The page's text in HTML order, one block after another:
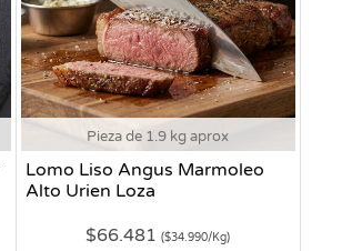
Pieza de 1.9 kg aprox
Lomo Liso Angus Marmoleo
Alto Urien Loza
$66.481($34.990/Kg)